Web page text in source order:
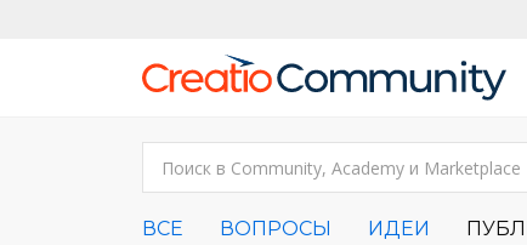
ВСЕ ВОПРОСЫ ИДЕИ